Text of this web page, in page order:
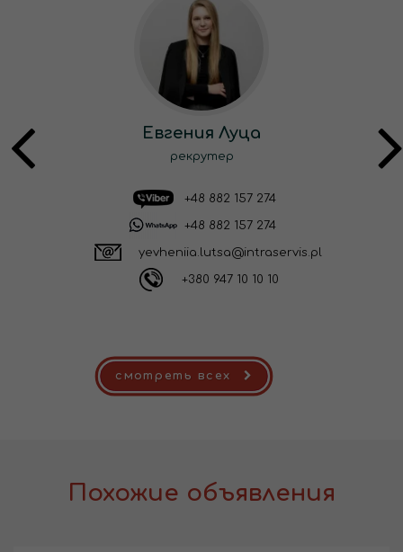
Евгения Луца
рекрутер
+48 882 157 274
+48 882 157 274
yevheniia.lutsa@intraservis.pl
+380 947 10 10 10
смотреть всех
Похожие объявления